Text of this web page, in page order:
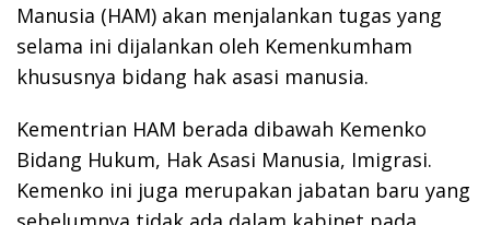
Manusia (HAM) akan menjalankan tugas yang
selama ini dijalankan oleh Kemenkumham
khususnya bidang hak asasi manusia.
Kementrian HAM berada dibawah Kemenko
Bidang Hukum, Hak Asasi Manusia, Imigrasi.
Kemenko ini juga merupakan jabatan baru yang